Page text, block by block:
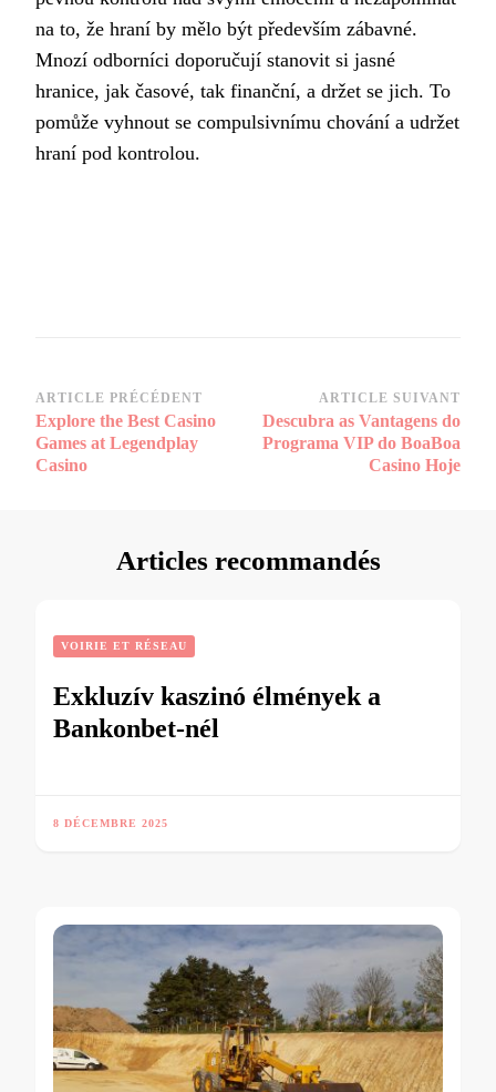
na to, že hraní by mělo být především zábavné.
Mnozí odborníci doporučují stanovit si jasné
hranice, jak časové, tak finanční, a držet se jich. To
pomůže vyhnout se compulsivnímu chování a udržet
hraní pod kontrolou.
Navigation
d’article
ARTICLE PRÉCÉDENT
Explore the Best Casino
Games at Legendplay
Casino
ARTICLE SUIVANT
Descubra as Vantagens do
Programa VIP do BoaBoa
Casino Hoje
Articles recommandés
VOIRIE ET RÉSEAU
Exkluzív kaszinó élmények a
Bankonbet-nél
8 DÉCEMBRE 2025